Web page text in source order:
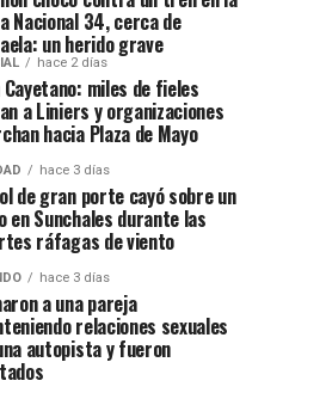
Nacional 34, cerca de
un herido grave
hace 2 días
Cayetano: miles de fieles
a Liniers y organizaciones
hacia Plaza de Mayo
hace 3 días
de gran porte cayó sobre un
en Sunchales durante las
ráfagas de viento
hace 3 días
a una pareja
relaciones sexuales
autopista y fueron